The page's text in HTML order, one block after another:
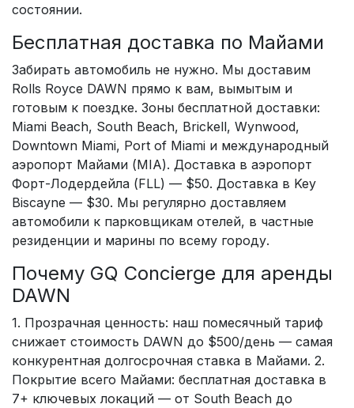
состоянии.
Бесплатная доставка по Майами
Забирать автомобиль не нужно. Мы доставим
Rolls Royce DAWN прямо к вам, вымытым и
готовым к поездке. Зоны бесплатной доставки:
Miami Beach, South Beach, Brickell, Wynwood,
Downtown Miami, Port of Miami и международный
аэропорт Майами (MIA). Доставка в аэропорт
Форт-Лодердейла (FLL) — $50. Доставка в Key
Biscayne — $30. Мы регулярно доставляем
автомобили к парковщикам отелей, в частные
резиденции и марины по всему городу.
Почему GQ Concierge для аренды
DAWN
1. Прозрачная ценность: наш помесячный тариф
снижает стоимость DAWN до $500/день — самая
конкурентная долгосрочная ставка в Майами. 2.
Покрытие всего Майами: бесплатная доставка в
7+ ключевых локаций — от South Beach до